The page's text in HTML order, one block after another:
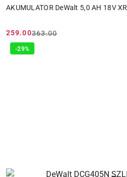
AKUMULATOR DeWalt 5,0 AH 18V XR
Cena
promocyjna:
259.00
Cena
przed
363.00
-29%